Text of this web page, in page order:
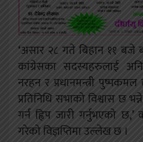
‘असार २८ गते बिहान ११ बजे
कांग्रेसका सदस्यहरुलाई
नरहन र प्रधानमन्त्री
प्रतिनिधि सभाको विश्वास छ
गर्न ह्विप जारी गर्नुभएको
गरेको विज्ञप्तिमा उल्लेख छ ।